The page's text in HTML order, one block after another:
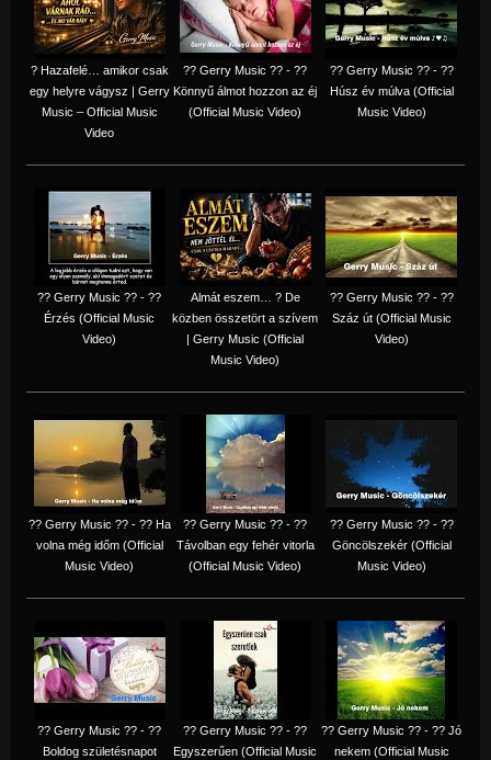
? Hazafelé… amikor csak
egy helyre vágysz | Gerry
Music – Official Music
Video
?? Gerry Music ?? - ??
Könnyű álmot hozzon az éj
(Official Music Video)
?? Gerry Music ?? - ??
Húsz év múlva (Official
Music Video)
?? Gerry Music ?? - ??
Érzés (Official Music
Video)
Almát eszem… ? De
közben összetört a szívem
| Gerry Music (Official
Music Video)
?? Gerry Music ?? - ??
Száz út (Official Music
Video)
?? Gerry Music ?? - ?? Ha
volna még időm (Official
Music Video)
?? Gerry Music ?? - ??
Távolban egy fehér vitorla
(Official Music Video)
?? Gerry Music ?? - ??
Göncölszekér (Official
Music Video)
?? Gerry Music ?? - ??
Boldog születésnapot
?? Gerry Music ?? - ??
Egyszerűen (Official Music
?? Gerry Music ?? - ?? Jó
nekem (Official Music